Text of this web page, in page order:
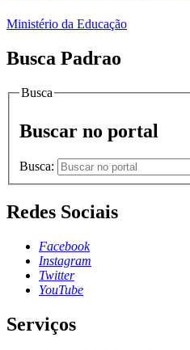
Ministério da Educação
Busca Padrao
Busca
Buscar no portal
Busca:
Redes Sociais
Facebook
Instagram
Twitter
YouTube
Serviços